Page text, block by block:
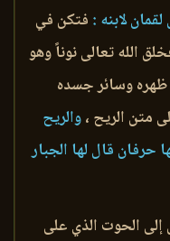
لابنه : فتكن في
الله تعالى نوناً وهو
وسائر جسده
متن الريح ،والريح
حرفان قال لها الجبار
الحوت الذي على